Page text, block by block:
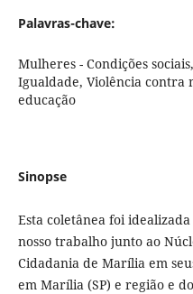
Palavras-chave:
Mulheres - Condições
Igualdade, Violência contra
educação
Sinopse
Esta coletânea foi
nosso trabalho junto ao
Cidadania de Marília em
em Marília (SP) e região e